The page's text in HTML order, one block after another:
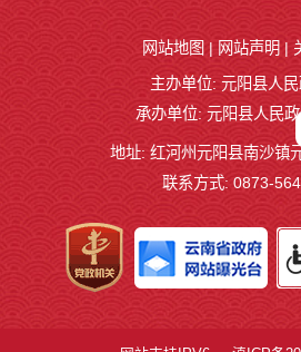
网站地图 | 网站声明 |
主办单位: 元阳县人
承办单位: 元阳县人民
地址: 红河州元阳县南沙镇
联系方式: 0873-